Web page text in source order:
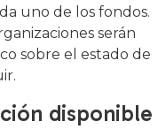
uno de los fondos.
serán
sobre el estado de
disponible